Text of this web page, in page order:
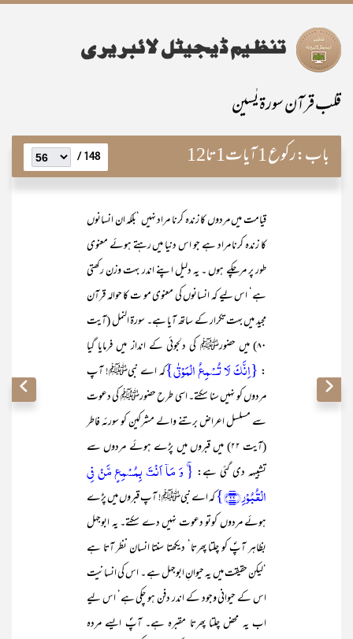
قلب قرآن سورۃ یٰسین
باب:رکوع 1 آیات1تا12 148 /
قیامت میں مردوں کا زندہ کرنا مراد نہیں ‘بلکہ ان انسانوں
کا زندہ کرنا مراد ہے جو اس دنیا میں رہتے ہوئے معنوی
طور پر مرچکے ہوں ۔ یہ دلیل اپنے اندر بہت وزن رکھتی
ہے‘ اس لیے کہ انسانوں کی معنوی مو ت کا حوالہ قرآن
مجید میں بہت تکرار کے ساتھ آیا ہے۔ سورۃ النمل (آیت
۸۰) میں حضورﷺ کی دلجوئی کے انداز میں فرمایا گیا
: {اِنَّکَ لَا تُسْمِعُ الْمَوْتٰی}کہ اے نبیﷺ! آپ
مردوں کو نہیں سنا سکتے۔ اسی طرح حضورﷺ کی دعوت
سے مسلسل اعراض برتنے والے مشرکین کو سورئہ فاطر
(آیت ۲۲) میں قبروں میں پڑے ہوئے مردوں سے
تشبیہہ دی گئی ہے: {ۚ وَ مَاۤ اَنۡتَ بِمُسۡمِعٍ مَّنۡ فِی
الۡقُبُوۡرِ ﴿۲۲﴾}
کہ اے نبیﷺ! آپ قبروں میں پڑے
ہوئے مردوں کوتو دعوت نہیں دے سکتے۔ یہ ابوجہل
بظاہر آپؐ کو چلتا پھرتا‘ دیکھتا سنتا انسان نظر آتا ہے
‘لیکن حقیقت میں یہ حیوانِ ابوجہل ہے ۔ اس کی انسانیت
اس کے حیوانی وجود کے اندر دفن ہو چکی ہے‘ اس لیے
اب یہ محض چلتا پھرتا مقبرہ ہے۔ آپؐ ایسے مردہ